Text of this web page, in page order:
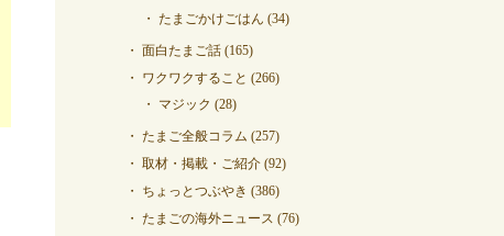
たまごかけごはん (34)
面白たまご話 (165)
ワクワクすること (266)
マジック (28)
たまご全般コラム (257)
取材・掲載・ご紹介 (92)
ちょっとつぶやき (386)
たまごの海外ニュース (76)